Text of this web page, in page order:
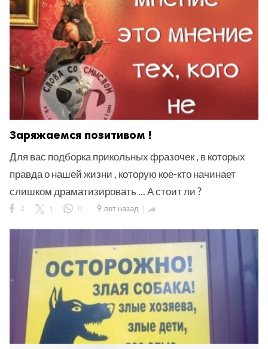
Заряжаемся позитивом !
Для вас подборка прикольных фразочек , в которых
правда о нашей жизни , которую кое-кто начинает
слишком драматизировать ... А стоит ли ?
2 1 0 9 лет назад 